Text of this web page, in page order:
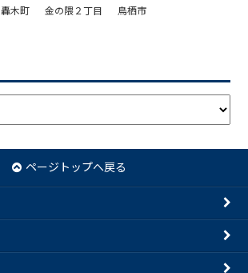
轟木町 金の隈２丁目 鳥栖市
ページトップへ戻る